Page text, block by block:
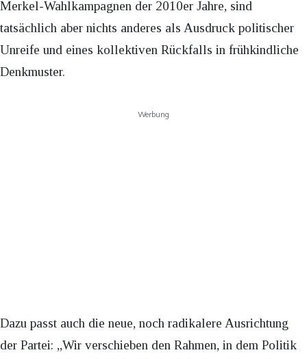
Merkel-Wahlkampagnen der 2010er Jahre, sind
tatsächlich aber nichts anderes als Ausdruck politischer
Unreife und eines kollektiven Rückfalls in frühkindliche
Denkmuster.
Werbung
Dazu passt auch die neue, noch radikalere Ausrichtung
der Partei: „Wir verschieben den Rahmen, in dem Politik